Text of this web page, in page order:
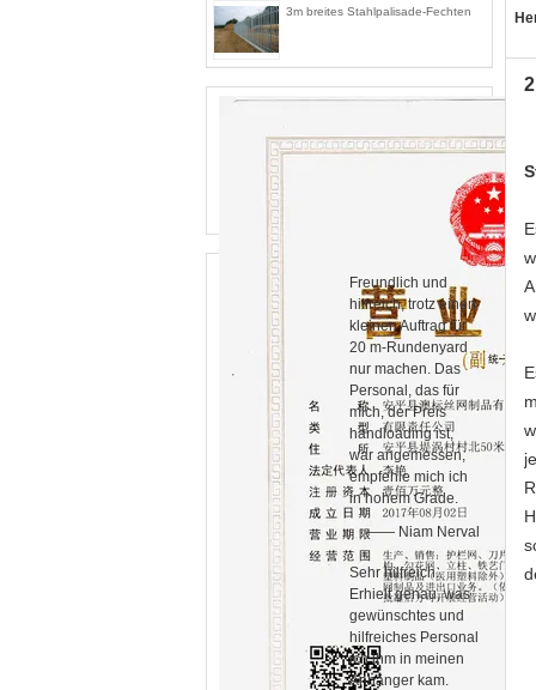
3m breites Stahlpalisade-Fechten
Freundlich und
hilfreich, trotz einen
kleinen Auftrag für
20 m-Rundenyard
nur machen. Das
Personal, das für
mich, der Preis
handloading ist,
war angemessen,
empfehle mich ich
in hohem Grade.
—— Niam Nerval
Sehr hilfreich.
Erhielt genau, was
gewünschtes und
hilfreiches Personal
ich ihm in meinen
Anhänger kam.